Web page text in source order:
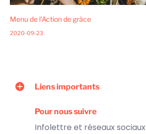
Menu de l'Action de grâce
2020-09-23
Liens importants
Pour nous suivre
Infolettre et réseaux sociaux